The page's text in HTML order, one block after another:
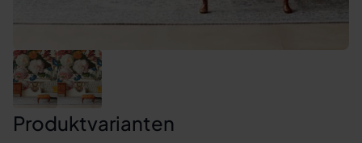
Produktvarianten